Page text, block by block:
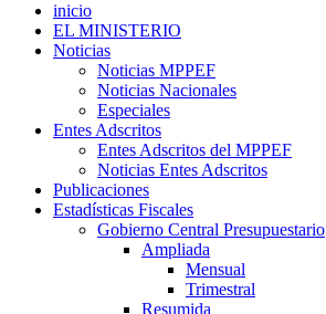
inicio
EL MINISTERIO
Noticias
Noticias MPPEF
Noticias Nacionales
Especiales
Entes Adscritos
Entes Adscritos del MPPEF
Noticias Entes Adscritos
Publicaciones
Estadísticas Fiscales
Gobierno Central Presupuestario
Ampliada
Mensual
Trimestral
Resumida